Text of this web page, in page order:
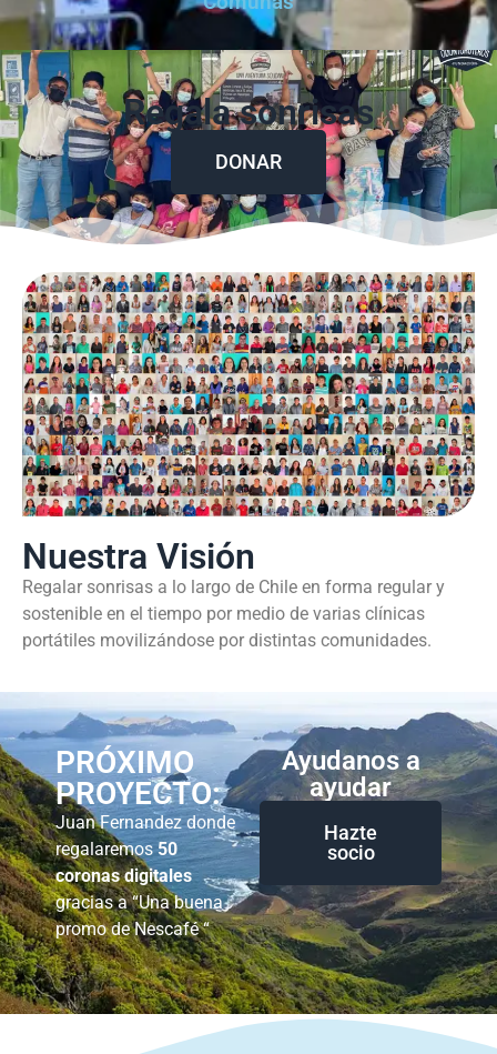
Regala sonrisas
DONAR
Nuestra Visión
Regalar sonrisas a lo largo de Chile en forma regular y
sostenible en el tiempo por medio de varias clínicas
portátiles movilizándose por distintas comunidades.
PRÓXIMO
PROYECTO:
Juan Fernandez donde
regalaremos 50
coronas digitales
gracias a “Una buena
promo de Nescafé “
Ayudanos a
ayudar
Hazte
socio